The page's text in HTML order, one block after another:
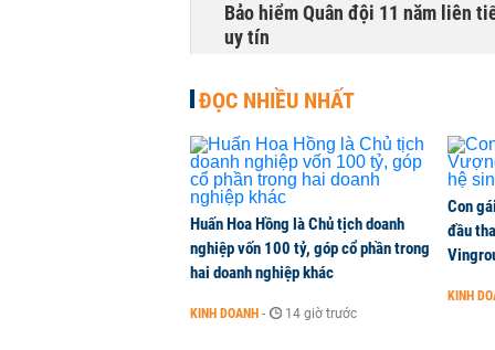
Bảo hiểm Quân đội 11 năm liên
uy tín
ĐỌC NHIỀU NHẤT
Huấn Hoa Hồng là Chủ tịch doanh
nghiệp vốn 100 tỷ, góp cổ phần trong
hai doanh nghiệp khác
KINH DOANH - 14 giờ trước
Con
đầu
KINH